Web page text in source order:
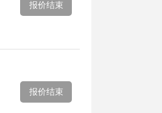
报价结束
报价结束